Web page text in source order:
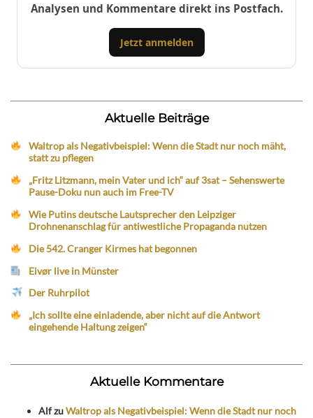
Analysen und Kommentare direkt ins Postfach.
Jetzt anmelden
Aktuelle Beiträge
Waltrop als Negativbeispiel: Wenn die Stadt nur noch mäht,
statt zu pflegen
„Fritz Litzmann, mein Vater und ich“ auf 3sat – Sehenswerte
Pause-Doku nun auch im Free-TV
Wie Putins deutsche Lautsprecher den Leipziger
Drohnenanschlag für antiwestliche Propaganda nutzen
Die 542. Cranger Kirmes hat begonnen
Eivør live in Münster
Der Ruhrpilot
„Ich sollte eine einladende, aber nicht auf die Antwort
eingehende Haltung zeigen“
Aktuelle Kommentare
AlfzuWaltrop als Negativbeispiel: Wenn die Stadt nur noch